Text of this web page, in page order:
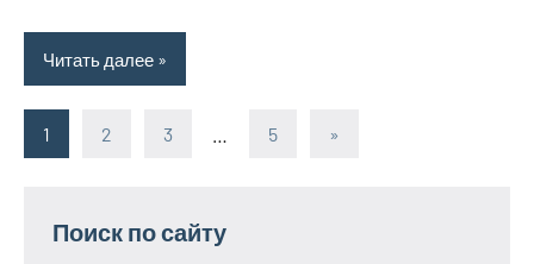
Читать далее
Пагинация
1 2 3 5
Следующие
»
Поиск по сайту